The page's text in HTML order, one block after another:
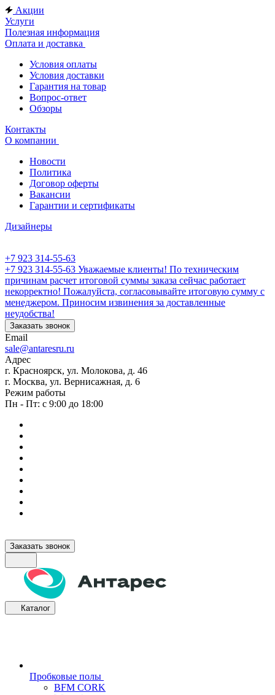
Акции
Услуги
Полезная информация
Оплата и доставка
Условия оплаты
Условия доставки
Гарантия на товар
Вопрос-ответ
Обзоры
Контакты
О компании
Новости
Политика
Договор оферты
Вакансии
Гарантии и сертификаты
Дизайнеры
+7 923 314-55-63
+7 923 314-55-63 Уважаемые клиенты! По техническим
причинам расчет итоговой суммы заказа сейчас работает
некорректно! Пожалуйста, согласовывайте итоговую сумму с
менеджером. Приносим извинения за доставленные
неудобства!
Заказать звонок
Email
sale@antaresru.ru
Адрес
г. Красноярск, ул. Молокова, д. 46
г. Москва, ул. Вернисажная, д. 6
Режим работы
Пн - Пт: с 9:00 до 18:00
Заказать звонок
Каталог
Пробковые полы
BFM CORK